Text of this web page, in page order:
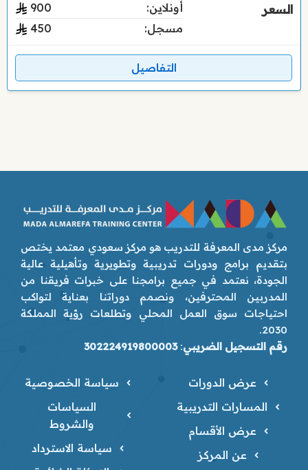
أونلاين:
900
مسجل:
450
التفاصيل
مركز مدى المعرفة للتدريب هو مركز سعودي معتمد يختص
بتقديم برامج ودورات تدريبية وتطويرية وتأهيلية عالية
الجودة، نعتمد في جميع برامجنا على خبرات فريقنا من
المدربين المحترفين، ونصمم دوراتنا بعناية لتواكب
احتياجات سوق العمل المحلي وتطلعات رؤية المملكة
2030.
رقم التسجيل الضريبي:
302224919800003
عرض الدورات
المسارات التدريبية
عرض الأقسام
عن المركز
سياسة الخصوصية
السياسات
والشروط
سياسة الاسترداد